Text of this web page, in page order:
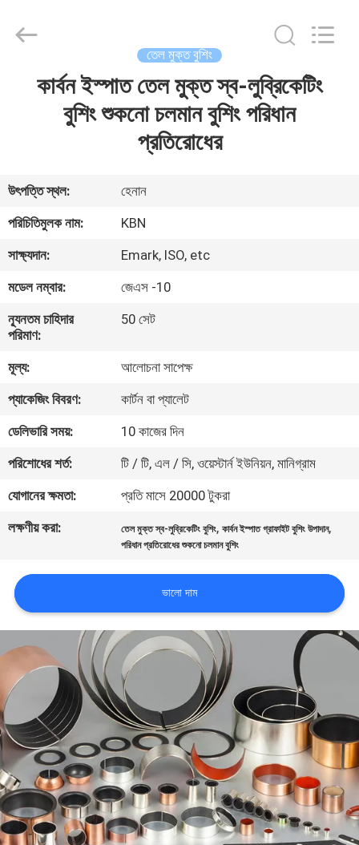
আমাদের
সম্পর্কে
কারখানা
ভ্রমণ
নিয়ন্ত্রণ
যোগাযোগ
করুন
উদ্ধৃতির
জন্য
সাইট
ম্যাপ
PRIVACY
POLICY
তেল মুক্ত বুশিং
কার্বন ইস্পাত তেল মুক্ত স্ব-লুব্রিকেটিং
বুশিং শুকনো চলমান বুশিং পরিধান
প্রতিরোধের
উৎপত্তি স্থল:
হেনান
পরিচিতিমুলক নাম:
KBN
সাক্ষ্যদান:
Emark, ISO, etc
মডেল নম্বার:
জেএস -10
ন্যূনতম চাহিদার
পরিমাণ:
50 সেট
মূল্য:
আলোচনা সাপেক্ষ
প্যাকেজিং বিবরণ:
কার্টন বা প্যালেট
ডেলিভারি সময়:
10 কাজের দিন
পরিশোধের শর্ত:
টি / টি, এল / সি, ওয়েস্টার্ন ইউনিয়ন, মানিগ্রাম
যোগানের ক্ষমতা:
প্রতি মাসে 20000 টুকরা
লক্ষণীয় করা:
তেল মুক্ত স্ব-লুব্রিকেটিং বুশিং,কার্বন ইস্পাত গ্রাফাইট বুশিং উপাদান,
পরিধান প্রতিরোধের শুকনো চলমান বুশিং
ভালো দাম